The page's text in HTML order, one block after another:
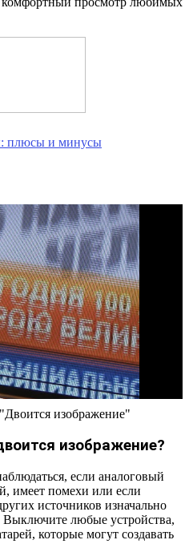
плюсы и минусы
изображение"
изображение?
если аналоговый
имеет помехи или если
источников изначально
Выключите любые устройства,
которые могут создавать